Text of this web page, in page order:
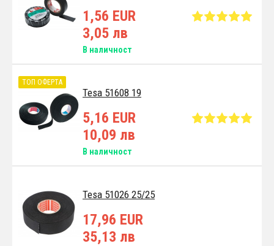
1,56 EUR
3,05 лв
В наличност
Tesa 51608 19
ТОП ОФЕРТА
5,16 EUR
10,09 лв
В наличност
Tesa 51026 25/25
17,96 EUR
35,13 лв